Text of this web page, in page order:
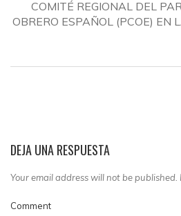
COMITÉ REGIONAL DEL
OBRERO ESPAÑOL (PCOE) EN
DEJA UNA RESPUESTA
Your email address will not be
Comment